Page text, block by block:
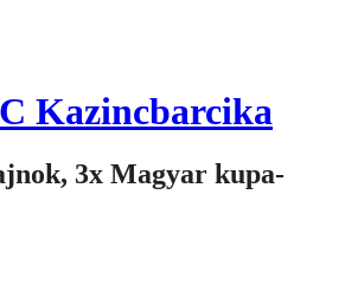
Kazincbarcika
3x Magyar kupa-